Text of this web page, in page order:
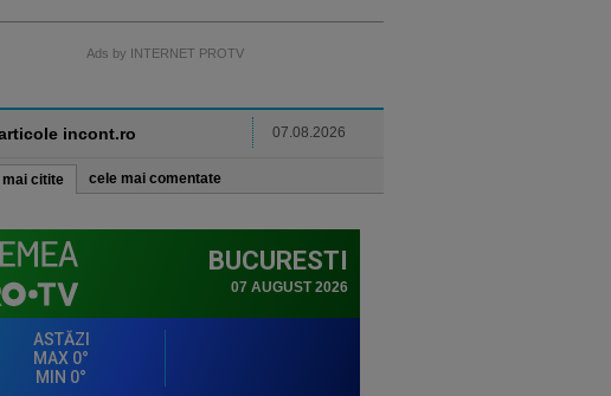
Ads by INTERNET PROTV
incont.ro 07.08.2026
mai citite cele mai comentate